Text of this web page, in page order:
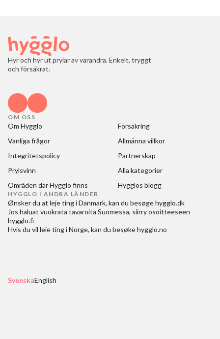
Hyr och hyr ut prylar av varandra. Enkelt, tryggt
och försäkrat.
OM OSS
Om Hygglo
Försäkring
Vanliga frågor
Allmänna villkor
Integritetspolicy
Partnerskap
Prylsvinn
Alla kategorier
Områden där Hygglo finns
Hygglos blogg
HYGGLO I ANDRA LÄNDER
Ønsker du at leje ting i Danmark, kan du besøgehygglo.dk
Jos haluat vuokrata tavaroita Suomessa, siirry osoitteeseen
hygglo.fi
Hvis du vil leie ting i Norge, kan du besøkehygglo.no
SvenskaEnglish